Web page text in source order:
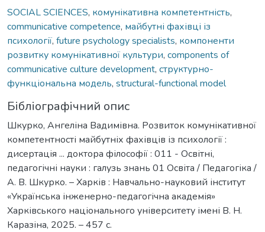
SOCIAL SCIENCES, комунікативна компетентність,
communicative competence, майбутні фахівці із
психології, future psychology specialists, компоненти
розвитку комунікативної культури, components of
communicative culture development, структурно-
функціональна модель, structural-functional model
Бібліографічний опис
Шкурко, Ангеліна Вадимівна. Розвиток комунікативної
компетентності майбутніх фахівців із психології :
дисертація ... доктора філософії : 011 - Освітні,
педагогічні науки : галузь знань 01 Освіта / Педагогіка /
А. В. Шкурко. – Харків : Навчально-науковий інститут
«Українська інженерно-педагогічна академія»
Харківського національного університету імені В. Н.
Каразіна, 2025. – 457 с.